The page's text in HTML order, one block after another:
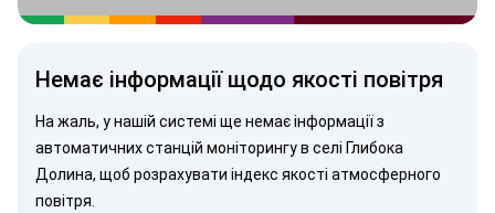
Немає інформації щодо якості повітря
На жаль, у нашій системі ще немає інформації з
автоматичних станцій моніторингу в селі Глибока
Долина, щоб розрахувати індекс якості атмосферного
повітря.